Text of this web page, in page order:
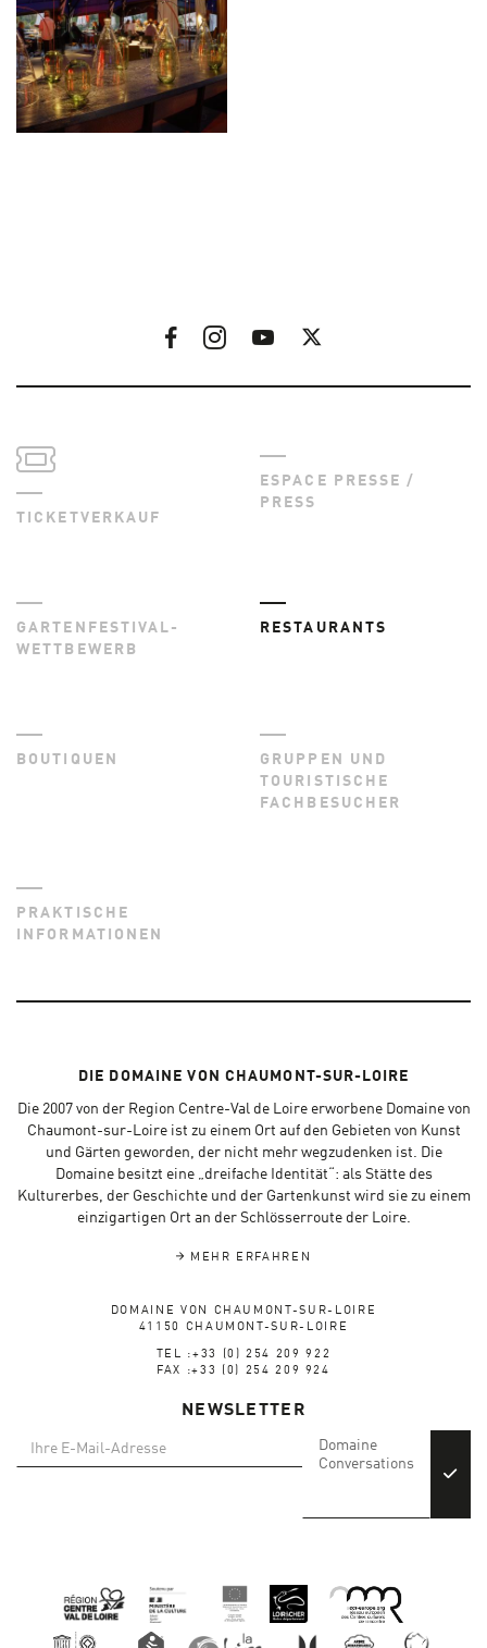
TICKETVERKAUF
ESPACE PRESSE /
PRESS
GARTENFESTIVAL-
WETTBEWERB
RESTAURANTS
BOUTIQUEN
GRUPPEN UND
TOURISTISCHE
FACHBESUCHER
PRAKTISCHE
INFORMATIONEN
DIE DOMAINE VON CHAUMONT-SUR-LOIRE
Die 2007 von der Region Centre-Val de Loire erworbene Domaine von
Chaumont-sur-Loire ist zu einem Ort auf den Gebieten von Kunst
und Gärten geworden, der nicht mehr wegzudenken ist. Die
Domaine besitzt eine „dreifache Identität“: als Stätte des
Kulturerbes, der Geschichte und der Gartenkunst wird sie zu einem
einzigartigen Ort an der Schlösserroute der Loire.
MEHR ERFAHREN
DOMAINE VON CHAUMONT-SUR-LOIRE
41150 CHAUMONT-SUR-LOIRE
TEL :+33 (0) 254 209 922
FAX :+33 (0) 254 209 924
NEWSLETTER